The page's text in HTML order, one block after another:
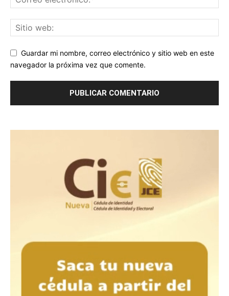
Guardar mi nombre, correo electrónico y sitio web en este
navegador la próxima vez que comente.